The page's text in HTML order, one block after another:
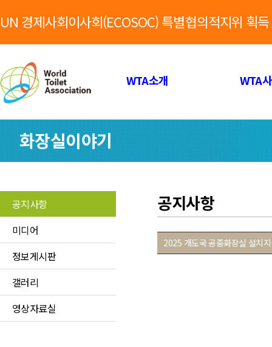
UN 경제사회이사회(ECOSOC) 특별협의적지위 획
WTA소개 WTA
화장실이야기
공지사항
미디어
정보게시판
갤러리
영상자료실
공지사항
2025 개도국 공중화장실 설치